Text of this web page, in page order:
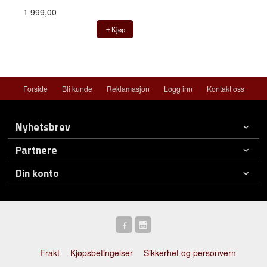
1 999,00
Kjøp
Forside Bli kunde Reklamasjon Logg inn Kontakt oss
Nyhetsbrev
Partnere
Din konto
Frakt Kjøpsbetingelser Sikkerhet og personvern